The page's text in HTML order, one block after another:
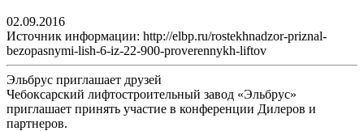
02.09.2016
Источник информации: http://elbp.ru/rostekhnadzor-priznal-
bezopasnymi-lish-6-iz-22-900-proverennykh-liftov
Эльбрус приглашает друзей
Чебоксарский лифтостроительный завод «Эльбрус»
приглашает принять участие в конференции Дилеров и
партнеров.